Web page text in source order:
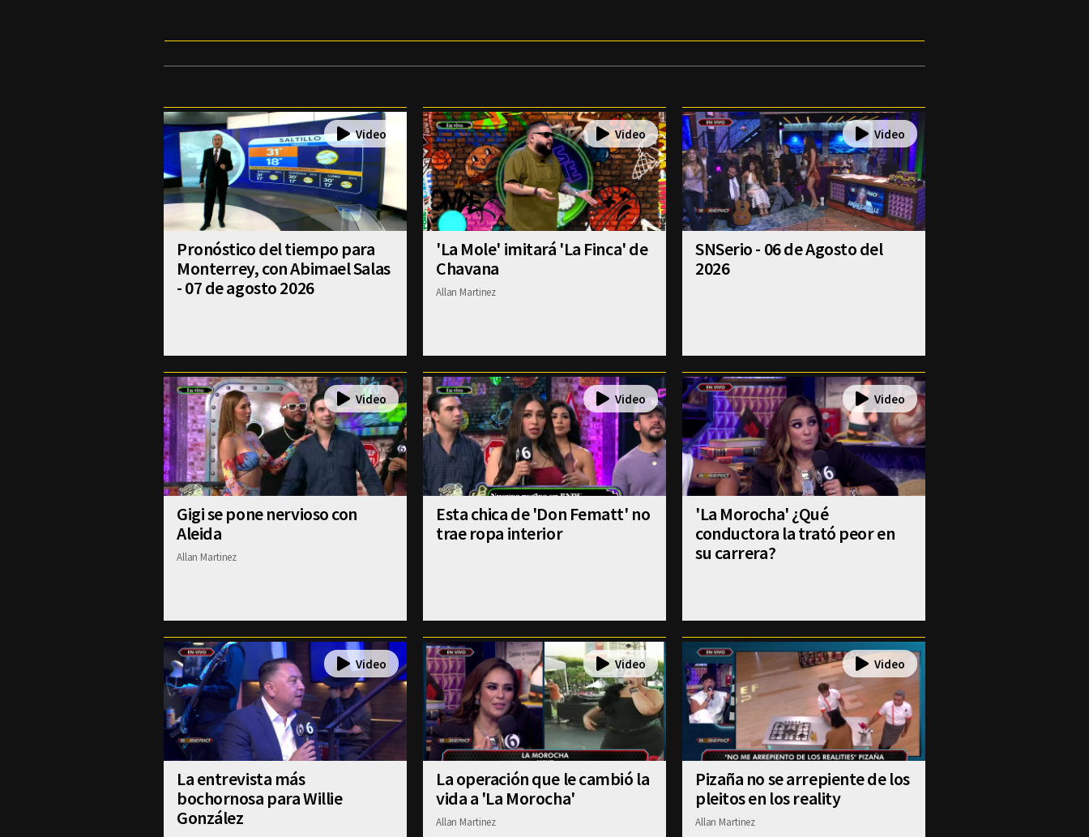
Pronóstico del tiempo para
Monterrey, con Abimael Salas
- 07 de agosto 2026
'La Mole' imitará 'La Finca' de
Chavana
Allan Martinez
SNSerio - 06 de Agosto del
2026
Gigi se pone nervioso con
Aleida
Allan Martinez
Esta chica de 'Don Fematt' no
trae ropa interior
'La Morocha' ¿Qué
conductora la trató peor en
su carrera?
La entrevista más
bochornosa para Willie
González
La operación que le cambió la
vida a 'La Morocha'
Allan Martinez
Pizaña no se arrepiente de los
pleitos en los reality
Allan Martinez